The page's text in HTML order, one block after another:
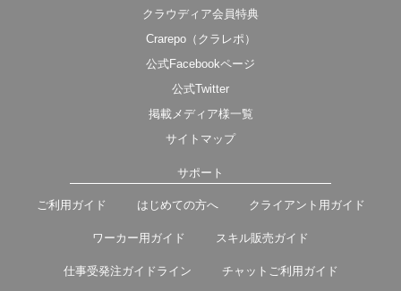
クラウディア会員特典
Crarepo（クラレポ）
公式Facebookページ
公式Twitter
掲載メディア様一覧
サイトマップ
サポート
ご利用ガイド はじめての方へ クライアント用ガイド
ワーカー用ガイド スキル販売ガイド
仕事受発注ガイドライン チャットご利用ガイド